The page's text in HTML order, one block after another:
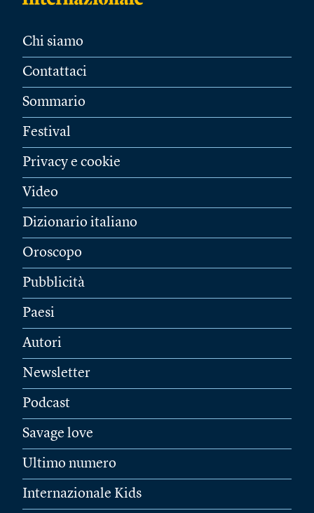
Chi siamo
Contattaci
Sommario
Festival
Privacy e cookie
Video
Dizionario italiano
Oroscopo
Pubblicità
Paesi
Autori
Newsletter
Podcast
Savage love
Ultimo numero
Internazionale Kids